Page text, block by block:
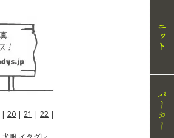
| 20 | 21 | 22 |